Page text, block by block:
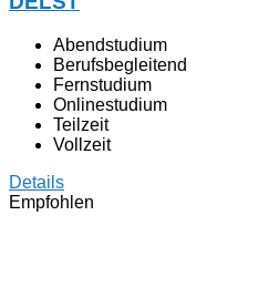
Abendstudium
Berufsbegleitend
Fernstudium
Onlinestudium
Teilzeit
Vollzeit
Details
Empfohlen